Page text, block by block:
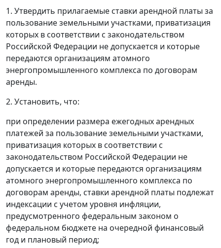
1. Утвердить прилагаемые ставки арендной платы за
пользование земельными участками, приватизация
которых в соответствии с законодательством
Российской Федерации не допускается и которые
передаются организациям атомного
энергопромышленного комплекса по договорам
аренды.
2. Установить, что:
при определении размера ежегодных арендных
платежей за пользование земельными участками,
приватизация которых в соответствии с
законодательством Российской Федерации не
допускается и которые передаются организациям
атомного энергопромышленного комплекса по
договорам аренды, ставки арендной платы подлежат
индексации с учетом уровня инфляции,
предусмотренного федеральным законом о
федеральном бюджете на очередной финансовый
год и плановый период;